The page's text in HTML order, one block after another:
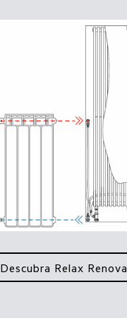
Descubra Relax Renova